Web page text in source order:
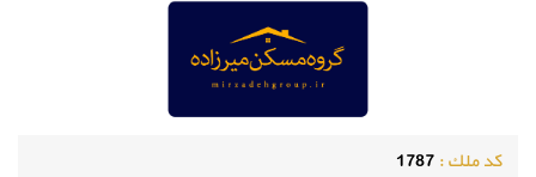
كد ملك :1787